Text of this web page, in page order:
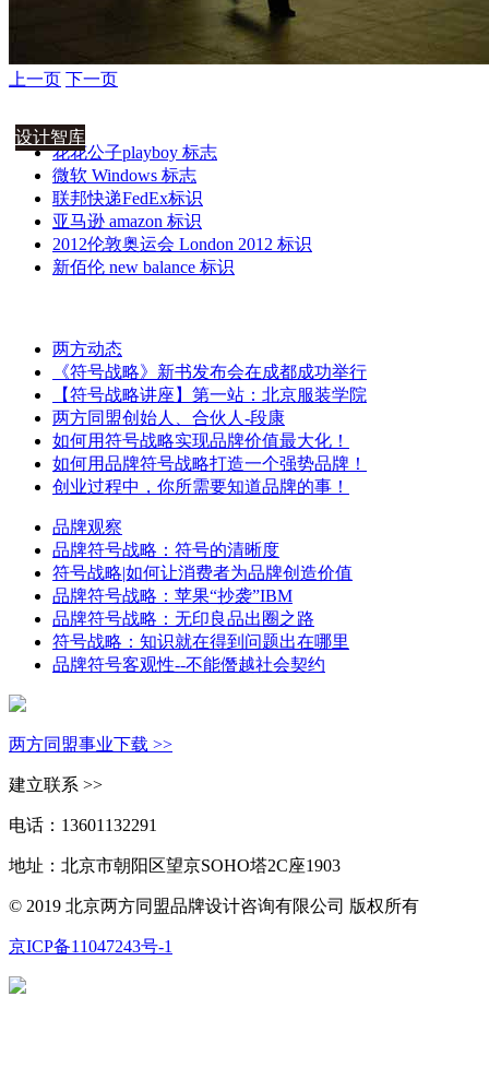
上一页 下一页
设计智库
花花公子playboy 标志
微软 Windows 标志
联邦快递FedEx标识
亚马逊 amazon 标识
2012伦敦奥运会 London 2012 标识
新佰伦 new balance 标识
两方动态
《符号战略》新书发布会在成都成功举行
【符号战略讲座】第一站：北京服装学院
两方同盟创始人、合伙人-段康
如何用符号战略实现品牌价值最大化！
如何用品牌符号战略打造一个强势品牌！
创业过程中，你所需要知道品牌的事！
品牌观察
品牌符号战略：符号的清晰度
符号战略|如何让消费者为品牌创造价值
品牌符号战略：苹果“抄袭”IBM
品牌符号战略：无印良品出圈之路
符号战略：知识就在得到问题出在哪里
品牌符号客观性--不能僭越社会契约
两方同盟事业下载 >>
建立联系 >>
电话：13601132291
地址：北京市朝阳区望京SOHO塔2C座1903
© 2019 北京两方同盟品牌设计咨询有限公司 版权所有
京ICP备11047243号-1